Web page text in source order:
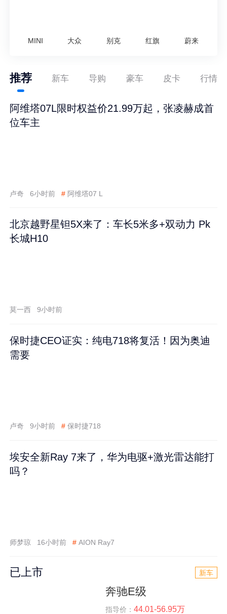
MINI 大众 别克 红旗 蔚来
推荐 新车 导购 豪车 皮卡 行情
阿维塔07L限时权益价21.99万起，张凌赫成首
位车主
卢奇 6小时前 # 阿维塔07 L
北京越野星钽5X来了：车长5米多+双动力 Pk
长城H10
莫一西 9小时前
保时捷CEO证实：纯电718将复活！因为奥迪
需要
卢奇 9小时前 # 保时捷718
埃安全新Ray 7来了，华为电驱+激光雷达能打
吗？
师梦琼 16小时前 # AION Ray7
已上市 新车
奔驰E级
指导价： 44.01-56.95万